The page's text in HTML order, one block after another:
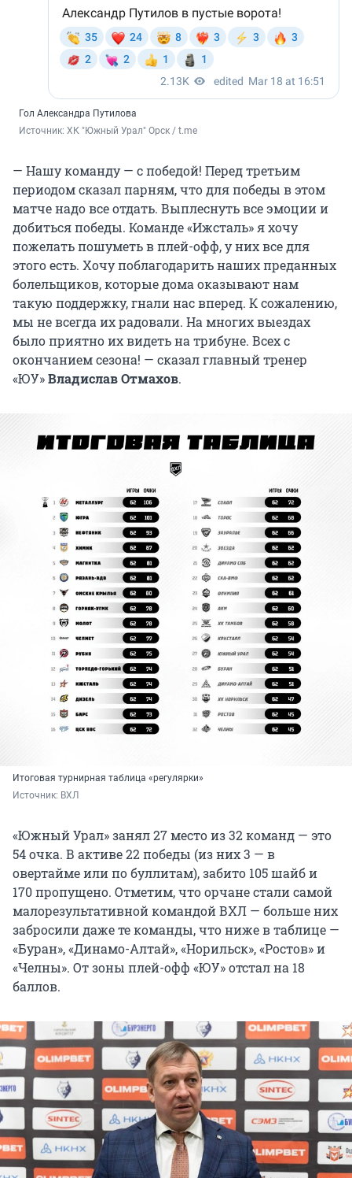
Гол Александра Путилова
Источник: ХК "Южный Урал" Орск / t.me
— Нашу команду — с победой! Перед третьим
периодом сказал парням, что для победы в этом
матче надо все отдать. Выплеснуть все эмоции и
добиться победы. Команде «Ижсталь» я хочу
пожелать пошуметь в плей-офф, у них все для
этого есть. Хочу поблагодарить наших преданных
болельщиков, которые дома оказывают нам
такую поддержку, гнали нас вперед. К сожалению,
мы не всегда их радовали. На многих выездах
было приятно их видеть на трибуне. Всех с
окончанием сезона! — сказал главный тренер
«ЮУ»Владислав Отмахов.
Итоговая турнирная таблица «регулярки»
Источник: ВХЛ
«Южный Урал» занял 27 место из 32 команд — это
54 очка. В активе 22 победы (из них 3 — в
овертайме или по буллитам), забито 105 шайб и
170 пропущено. Отметим, что орчане стали самой
малорезультативной командой ВХЛ — больше них
забросили даже те команды, что ниже в таблице —
«Буран», «Динамо-Алтай», «Норильск», «Ростов» и
«Челны». От зоны плей-офф «ЮУ» отстал на 18
баллов.